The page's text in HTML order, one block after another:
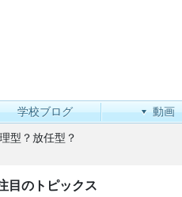
学校ブログ 動画
型？放任型？
目のトピックス